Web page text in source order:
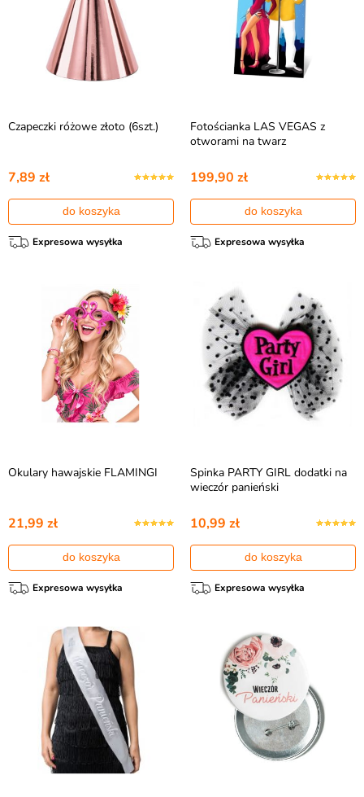
Czapeczki różowe złoto (6szt.)
7,89 zł
do koszyka
Expresowa wysyłka
Fotościanka LAS VEGAS z
otworami na twarz
199,90 zł
do koszyka
Expresowa wysyłka
Okulary hawajskie FLAMINGI
21,99 zł
do koszyka
Expresowa wysyłka
Spinka PARTY GIRL dodatki na
wieczór panieński
10,99 zł
do koszyka
Expresowa wysyłka